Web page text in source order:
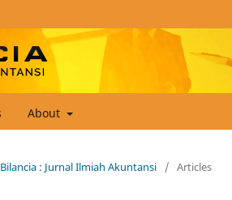
About
: Jurnal Ilmiah Akuntansi / Articles